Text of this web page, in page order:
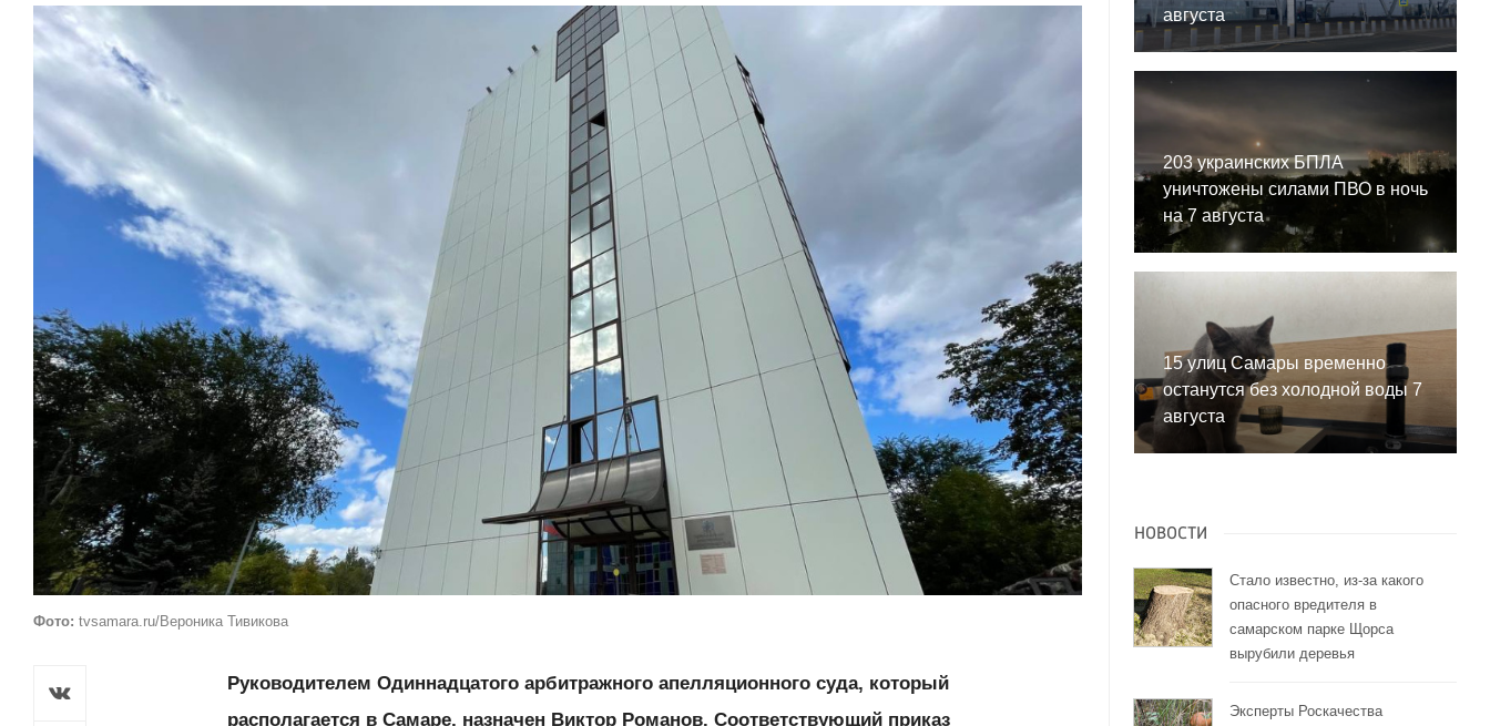
Фото: tvsamara.ru/Вероника Тивикова
Руководителем Одиннадцатого арбитражного апелляционного суда, который
располагается в Самаре, назначен Виктор Романов. Соответствующий приказ
августа
203 украинских БПЛА
уничтожены силами ПВО в ночь
на 7 августа
15 улиц Самары временно
останутся без холодной воды 7
августа
НОВОСТИ
Стало известно, из-за какого
опасного вредителя в
самарском парке Щорса
вырубили деревья
Эксперты Роскачества